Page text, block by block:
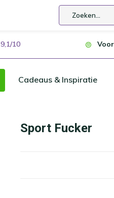
9,1/10
Cadeaus & Inspiratie
Sport Fucker